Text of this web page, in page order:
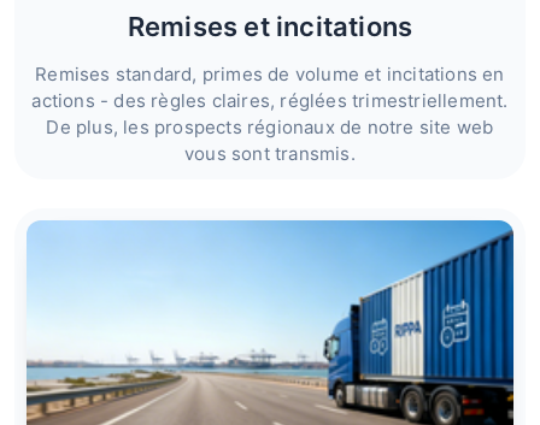
Remises et incitations
Remises standard, primes de volume et incitations en
actions - des règles claires, réglées trimestriellement.
De plus, les prospects régionaux de notre site web
vous sont transmis.